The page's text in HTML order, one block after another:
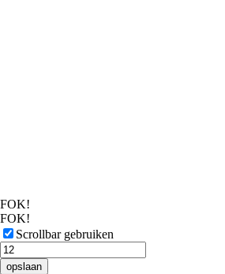
FOK!
FOK!
Scrollbar gebruiken
opslaan